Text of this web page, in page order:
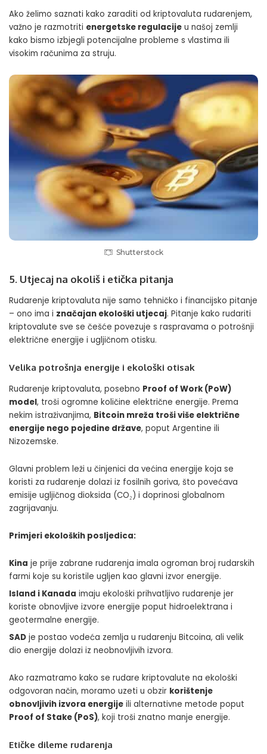
Ako želimo saznati kako zaraditi od kriptovaluta rudarenjem,
važno je razmotriti energetske regulacije u našoj zemlji
kako bismo izbjegli potencijalne probleme s vlastima ili
visokim računima za struju.
Shutterstock
5. Utjecaj na okoliš i etička pitanja
Rudarenje kriptovaluta nije samo tehničko i financijsko pitanje
– ono ima i značajan ekološki utjecaj. Pitanje kako rudariti
kriptovalute sve se češće povezuje s raspravama o potrošnji
električne energije i ugljičnom otisku.
Velika potrošnja energije i ekološki otisak
Rudarenje kriptovaluta, posebno Proof of Work (PoW)
model, troši ogromne količine električne energije. Prema
nekim istraživanjima, Bitcoin mreža troši više električne
energije nego pojedine države, poput Argentine ili
Nizozemske.
Glavni problem leži u činjenici da većina energije koja se
koristi za rudarenje dolazi iz fosilnih goriva, što povećava
emisije ugljičnog dioksida (CO₂) i doprinosi globalnom
zagrijavanju.
Primjeri ekoloških posljedica:
Kina je prije zabrane rudarenja imala ogroman broj rudarskih
farmi koje su koristile ugljen kao glavni izvor energije.
Island i Kanada imaju ekološki prihvatljivo rudarenje jer
koriste obnovljive izvore energije poput hidroelektrana i
geotermalne energije.
SAD je postao vodeća zemlja u rudarenju Bitcoina, ali velik
dio energije dolazi iz neobnovljivih izvora.
Ako razmatramo kako se rudare kriptovalute na ekološki
odgovoran način, moramo uzeti u obzir korištenje
obnovljivih izvora energije ili alternativne metode poput
Proof of Stake (PoS), koji troši znatno manje energije.
Etičke dileme rudarenja